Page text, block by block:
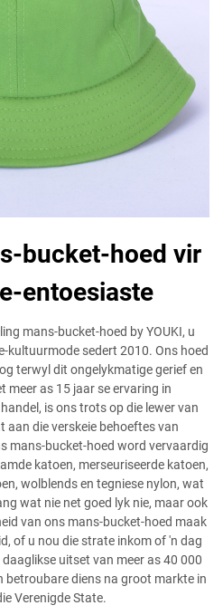
bucket-hoed vir
entoesiaste
mans-bucket-hoed by YOUKI, u
kultuurmode sedert 2010. Ons hoed
terwyl dit ongelykmatige gerief en
meer as 15 jaar se ervaring in
is ons trots op die lewer van
aan die verskeie behoeftes van
mans-bucket-hoed word vervaardig
katoen, merseuriseerde katoen,
wolblends en tegniese nylon, wat
wat nie net goed lyk nie, maar ook
van ons mans-bucket-hoed maak
of u nou die strate inkom of 'n dag
uitset van meer as 40 000
betroubare diens na groot markte in
Verenigde State.